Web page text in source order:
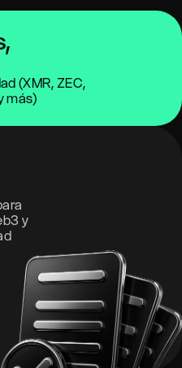
(XMR, ZEC,
más)
y